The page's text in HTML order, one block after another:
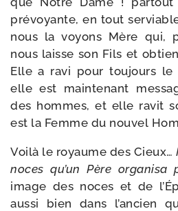
pré­voyante, en tout
nous la voyons Mère qui,
nous laisse son Fils et
Elle a ravi pour tou­jours le
elle est main­te­nant
des hommes, et elle ravit
est la Femme du nou­vel
Voilà le royaume des Cieux…
noces qu’un Père orga­ni­sa
image des noces et de
aus­si bien dans l’ancien